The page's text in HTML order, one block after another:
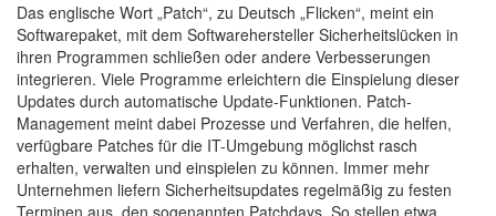
Das englische Wort „Patch“, zu Deutsch „Flicken“, meint ein
Softwarepaket, mit dem Softwarehersteller Sicherheitslücken in
ihren Programmen schließen oder andere Verbesserungen
integrieren. Viele Programme erleichtern die Einspielung dieser
Updates durch automatische Update-Funktionen. Patch-
Management meint dabei Prozesse und Verfahren, die helfen,
verfügbare Patches für die IT-Umgebung möglichst rasch
erhalten, verwalten und einspielen zu können. Immer mehr
Unternehmen liefern Sicherheitsupdates regelmäßig zu festen
Terminen aus, den sogenannten Patchdays. So stellen etwa